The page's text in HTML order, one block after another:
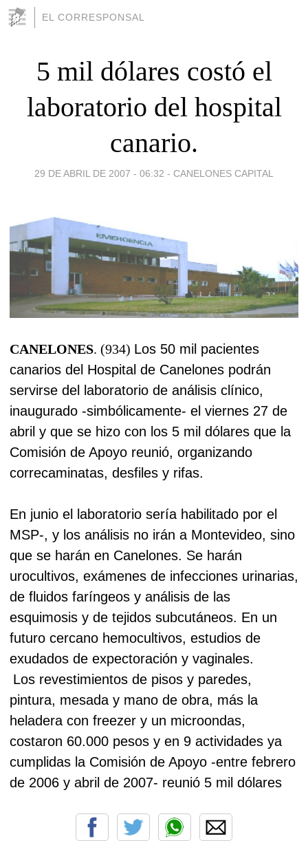
EL CORRESPONSAL
5 mil dólares costó el
laboratorio del hospital
canario.
29 DE ABRIL DE 2007 - 06:32 - CANELONES CAPITAL
CANELONES. (934) Los 50 mil pacientes
canarios del Hospital de Canelones podrán
servirse del laboratorio de análisis clínico,
inaugurado -simbólicamente- el viernes 27 de
abril y que se hizo con los 5 mil dólares que la
Comisión de Apoyo reunió, organizando
correcaminatas, desfiles y rifas.
En junio el laboratorio sería habilitado por el
MSP-, y los análisis no irán a Montevideo, sino
que se harán en Canelones. Se harán
urocultivos, exámenes de infecciones urinarias,
de fluidos faríngeos y análisis de las
esquimosis y de tejidos subcutáneos. En un
futuro cercano hemocultivos, estudios de
exudados de expectoración y vaginales.
Los revestimientos de pisos y paredes,
pintura, mesada y mano de obra, más la
heladera con freezer y un microondas,
costaron 60.000 pesos y en 9 actividades ya
cumplidas la Comisión de Apoyo -entre febrero
de 2006 y abril de 2007- reunió 5 mil dólares